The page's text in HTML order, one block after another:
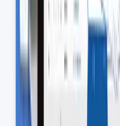
AI議事録ツール
メリットや選